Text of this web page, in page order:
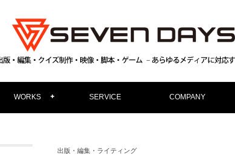
WORKS SERVICE COMPANY
出版・編集・ライティング